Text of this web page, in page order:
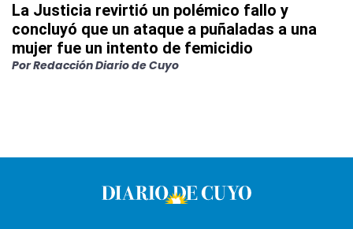
La Justicia revirtió un polémico fallo y
concluyó que un ataque a puñaladas a una
mujer fue un intento de femicidio
PorRedacción Diario de Cuyo